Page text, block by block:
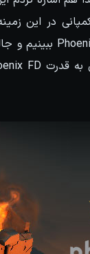
در این